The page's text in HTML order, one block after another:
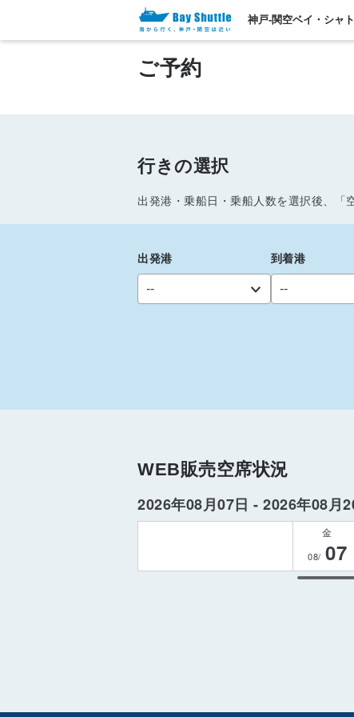
神戸-関空ベイ・シャ
TOP ご予約
ご予約
行きの選択
出発港・乗船日・乗船人数を選択後、「
出発港 到着港
WEB販売空席状況
2026年08月07日 - 2026年08月
金
08/ 07